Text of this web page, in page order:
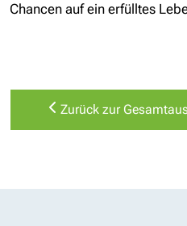
Chancen auf ein erfülltes
Zurück zur